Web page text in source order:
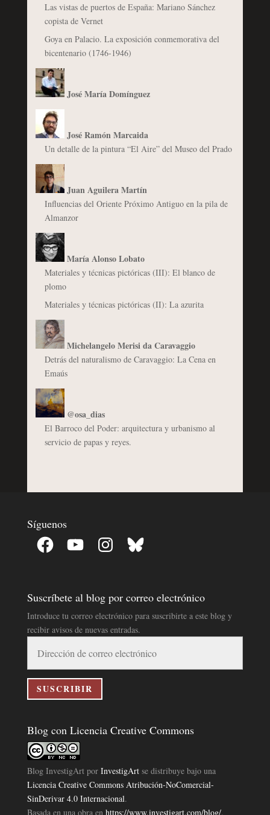
Las vistas de puertos de España: Mariano Sánchez
copista de Vernet
Goya en Palacio. La exposición conmemorativa del
bicentenario (1746-1946)
José María Domínguez
José Ramón Marcaida
Un detalle de la pintura “El Aire” del Museo del Prado
Juan Aguilera Martín
Influencias del Oriente Próximo Antiguo en la pila de
Almanzor
María Alonso Lobato
Materiales y técnicas pictóricas (III): El blanco de
plomo
Materiales y técnicas pictóricas (II): La azurita
Michelangelo Merisi da Caravaggio
Detrás del naturalismo de Caravaggio: La Cena en
Emaús
@osa_dias
El Barroco del Poder: arquitectura y urbanismo al
servicio de papas y reyes.
Síguenos
Facebook YouTube InstagramBluesky
Suscríbete al blog por correo electrónico
Introduce tu correo electrónico para suscribirte a este blog y
recibir avisos de nuevas entradas.
correo
electrónico
SUSCRIBIR
Blog con Licencia Creative Commons
Blog InvestigArtpor InvestigArtse distribuye bajo una
Licencia Creative Commons Atribución-NoComercial-
SinDerivar 4.0 Internacional.
Basada en una obra en https://www.investigart.com/blog/.